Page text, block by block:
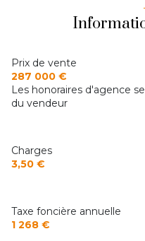
2 niveau(x)
salle de bains avec WC
Pièce
Prix de vente
287 000 €
Les honoraires d'agence
du vendeur
Charges
3,50 €
Taxe foncière annuelle
1 268 €